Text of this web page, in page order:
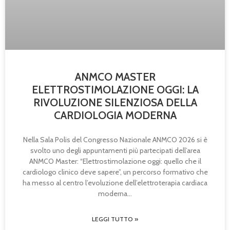
ANMCO MASTER
ELETTROSTIMOLAZIONE OGGI: LA
RIVOLUZIONE SILENZIOSA DELLA
CARDIOLOGIA MODERNA
Nella Sala Polis del Congresso Nazionale ANMCO 2026 si è
svolto uno degli appuntamenti più partecipati dell’area
ANMCO Master: “Elettrostimolazione oggi: quello che il
cardiologo clinico deve sapere”, un percorso formativo che
ha messo al centro l’evoluzione dell’elettroterapia cardiaca
moderna
LEGGI TUTTO »